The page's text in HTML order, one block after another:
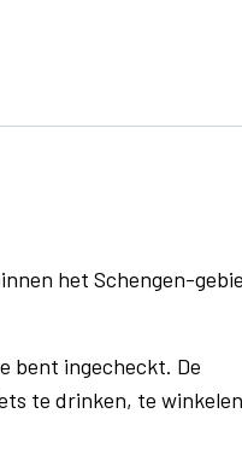
het Schengen-
bent ingecheckt. De
te drinken, te